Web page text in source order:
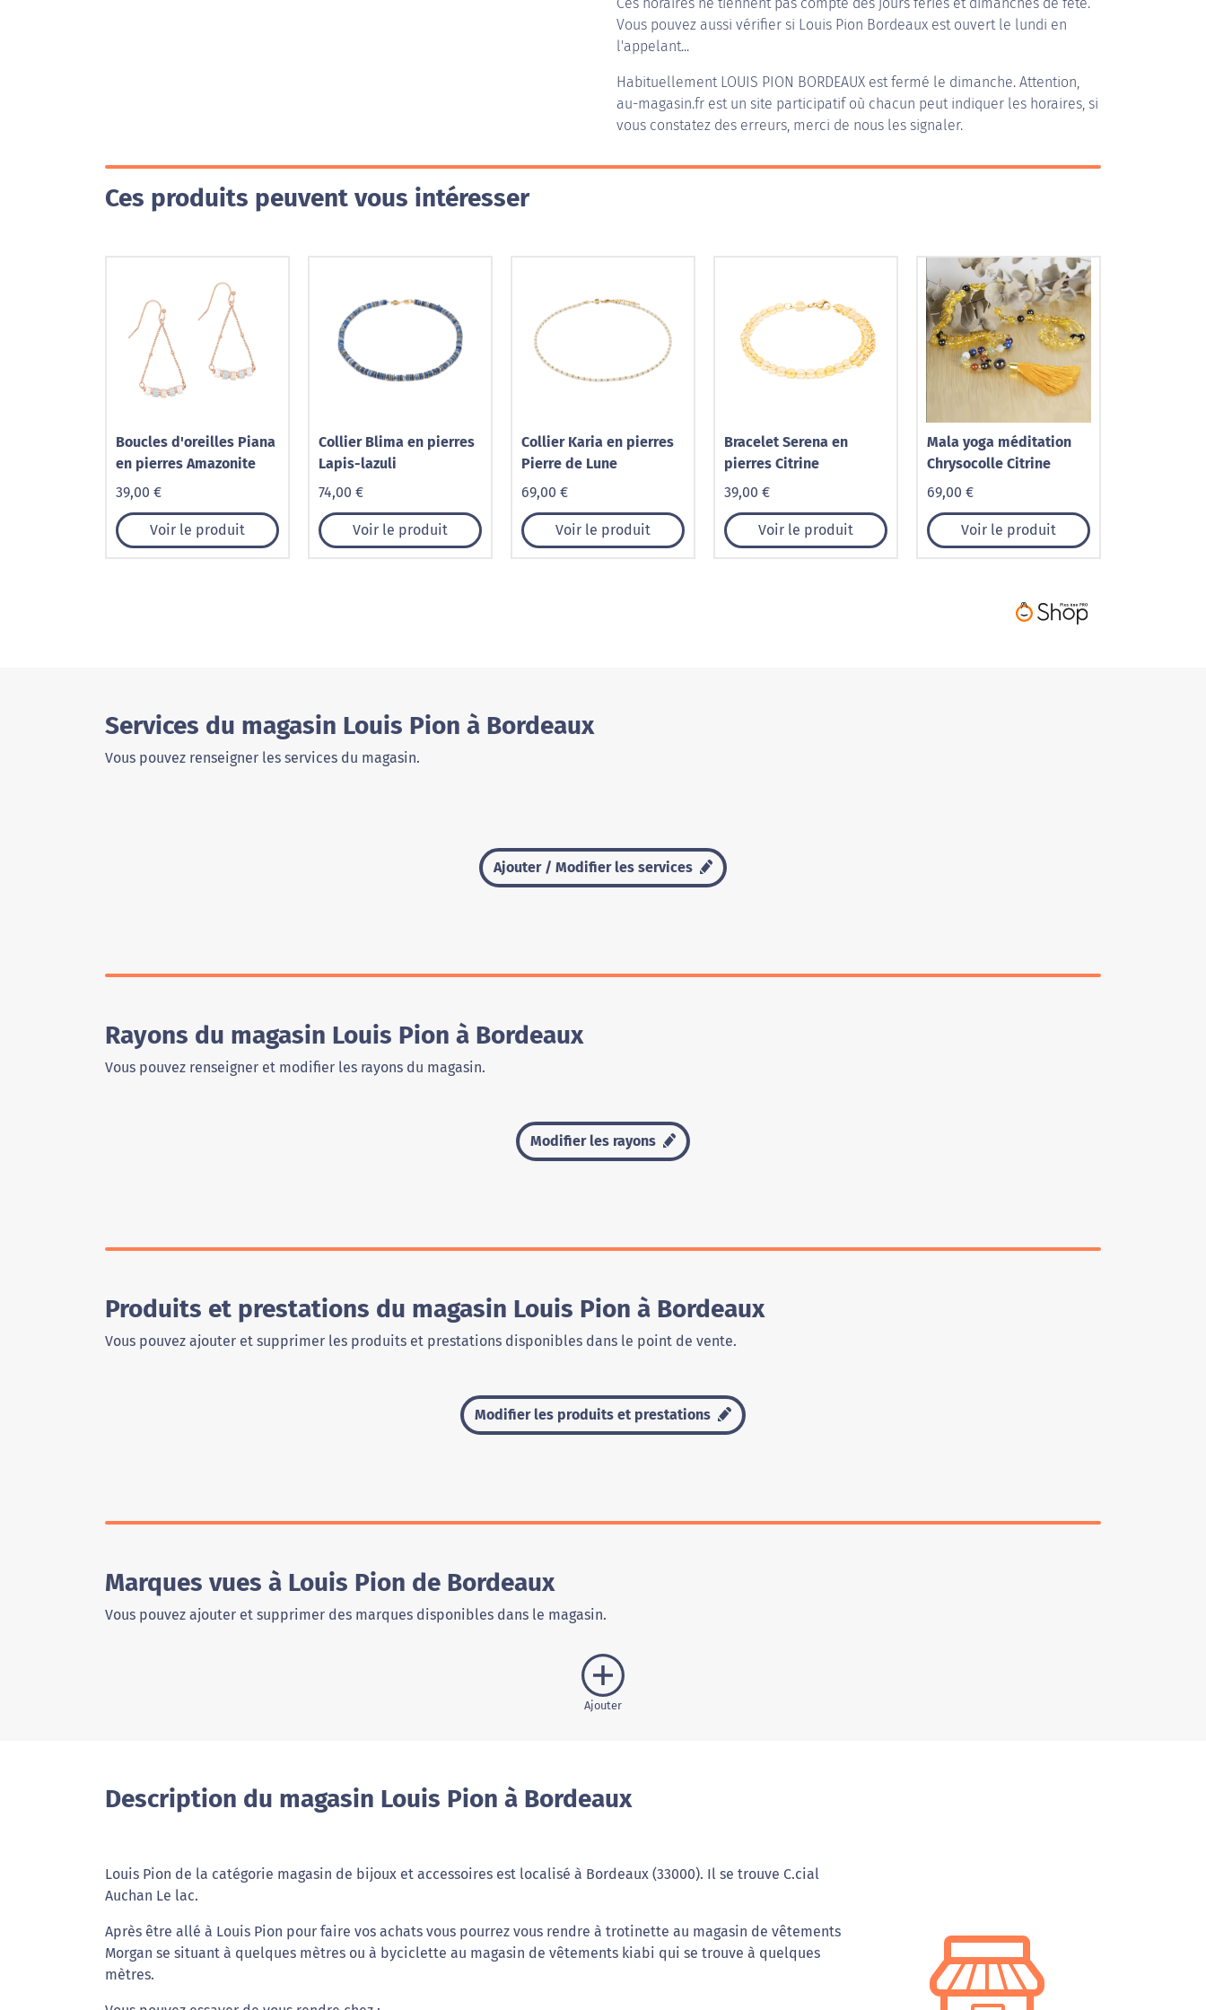
Vous pouvez aussi vérifier si Louis Pion Bordeaux est ouvert le lundi en
l'appelant...
Habituellement LOUIS PION BORDEAUX est fermé le dimanche. Attention,
au-magasin.fr est un site participatif où chacun peut indiquer les horaires, si
vous constatez des erreurs, merci de nous les signaler.
Ces produits peuvent vous intéresser
Boucles d'oreilles Piana
en pierres Amazonite
39,00 €
Voir le produit
Collier Blima en pierres
Lapis-lazuli
74,00 €
Voir le produit
Collier Karia en pierres
Pierre de Lune
69,00 €
Voir le produit
Bracelet Serena en
pierres Citrine
39,00 €
Voir le produit
Mala yoga méditation
Chrysocolle Citrine
69,00 €
Voir le produit
Services du magasin Louis Pion à Bordeaux
Vous pouvez renseigner les services du magasin.
Ajouter / Modifier les services
Rayons du magasin Louis Pion à Bordeaux
Vous pouvez renseigner et modifier les rayons du magasin.
Modifier les rayons
Produits et prestations du magasin Louis Pion à Bordeaux
Vous pouvez ajouter et supprimer les produits et prestations disponibles dans le point de vente.
Modifier les produits et prestations
Marques vues à Louis Pion de Bordeaux
Vous pouvez ajouter et supprimer des marques disponibles dans le magasin.
Ajouter
Description du magasin Louis Pion à Bordeaux
Louis Pion de la catégorie magasin de bijoux et accessoires est localisé à Bordeaux (33000). Il se trouve C.cial
Auchan Le lac.
Après être allé à Louis Pion pour faire vos achats vous pourrez vous rendre à trotinette au magasin de vêtements
Morgan se situant à quelques mètres ou à byciclette au magasin de vêtements kiabi qui se trouve à quelques
mètres.